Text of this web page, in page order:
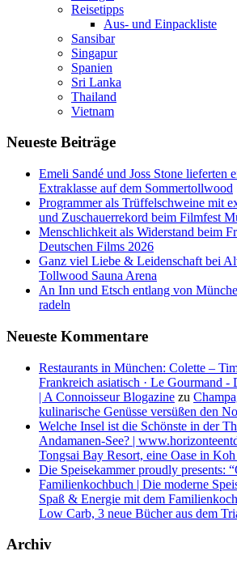
Reisetipps
Aus- und Einpackliste
Sansibar
Singapur
Spanien
Sri Lanka
Thailand
Vietnam
Neueste Beiträge
Emeli Sandé und Joss Stone lieferten
Extraklasse auf dem Sommertollwood
Programmer als Trüffelschweine mit
und Zuschauerrekord beim Filmfest
Menschlichkeit als Widerstand beim
Deutschen Films 2026
Ganz viel Liebe & Leidenschaft bei
Tollwood Sauna Arena
An Inn und Etsch entlang von
radeln
Neueste Kommentare
Restaurants in München: Colette –
Frankreich asiatisch · Le Gourmand -
| A Connoisseur Blogazine zu
kulinarische Genüsse versüßen den
Welche Insel ist die Schönste in der
Andamanen-See? |
Tongsai Bay Resort, eine Oase in
Die Speisekammer proudly presents:
Familienkochbuch | Die moderne
Spaß & Energie mit dem
Low Carb, 3 neue Bücher aus dem
Archiv